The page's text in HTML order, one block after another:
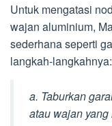
Untuk mengatasi
wajan aluminium,
sederhana seperti
langkah-langkahnya:
a. Taburkan
atau wajan